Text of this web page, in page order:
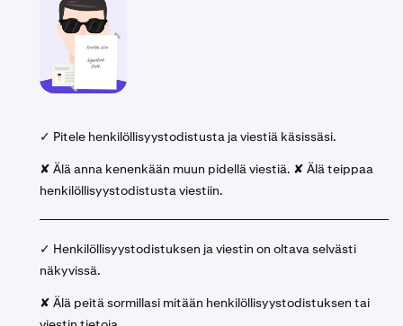
✓ Pitele henkilöllisyystodistusta ja viestiä käsissäsi.
✘ Älä anna kenenkään muun pidellä viestiä. ✘ Älä teippaa
henkilöllisyystodistusta viestiin.
✓ Henkilöllisyystodistuksen ja viestin on oltava selvästi
näkyvissä.
✘ Älä peitä sormillasi mitään henkilöllisyystodistuksen tai